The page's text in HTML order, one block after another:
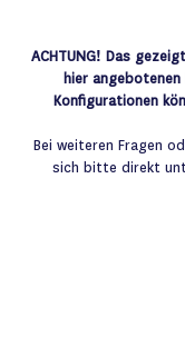
ACHTUNG! Das
hier
Konfigurationen
Bei weiteren Fragen
sich bitte direkt